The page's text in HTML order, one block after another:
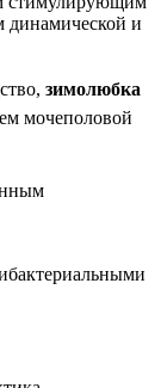
динамической и
зимолюбка
мочеполовой